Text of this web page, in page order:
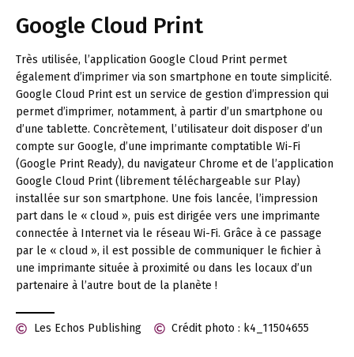
Google Cloud Print
Très utilisée, l’application Google Cloud Print permet
également d’imprimer via son smartphone en toute simplicité.
Google Cloud Print est un service de gestion d’impression qui
permet d’imprimer, notamment, à partir d’un smartphone ou
d’une tablette. Concrètement, l’utilisateur doit disposer d’un
compte sur Google, d’une imprimante comptatible Wi-Fi
(Google Print Ready), du navigateur Chrome et de l’application
Google Cloud Print (librement téléchargeable sur Play)
installée sur son smartphone. Une fois lancée, l’impression
part dans le « cloud », puis est dirigée vers une imprimante
connectée à Internet via le réseau Wi-Fi. Grâce à ce passage
par le « cloud », il est possible de communiquer le fichier à
une imprimante située à proximité ou dans les locaux d’un
partenaire à l’autre bout de la planète !
Les Echos Publishing Crédit photo : k4_11504655